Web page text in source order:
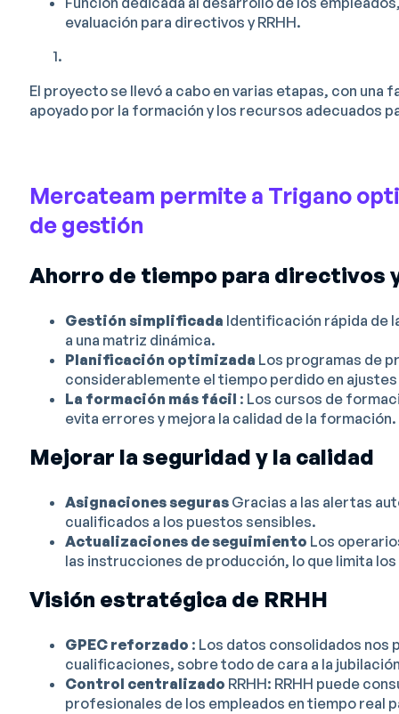
evaluación para directivos y RRHH.
El proyecto se llevó a cabo en varias etapas, con
apoyado por la formación y los recursos adecuados
Mercateam permite a Trigano
de gestión
Ahorro de tiempo para directivos
Gestión simplificada Identificación rápida de
a una matriz dinámica.
Planificación optimizada Los programas de
considerablemente el tiempo perdido en ajustes
La formación más fácil : Los cursos de
evita errores y mejora la calidad de la formación.
Mejorar la seguridad y la calidad
Asignaciones segurasGracias a las alertas
cualificados a los puestos sensibles.
Actualizaciones de seguimiento Los
las instrucciones de producción, lo que limita
Visión estratégica de RRHH
GPEC reforzado : Los datos consolidados nos
cualificaciones, sobre todo de cara a la
Control centralizado RRHH: RRHH puede
profesionales de los empleados en tiempo real